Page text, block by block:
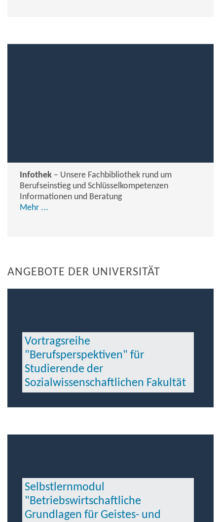
Infothek – Unsere Fachbibliothek rund um
Berufseinstieg und Schlüsselkompetenzen
Informationen und Beratung
Mehr ...
ANGEBOTE DER UNIVERSITÄT
Vortragsreihe
"Berufsperspektiven" für
Studierende der
Sozialwissenschaftlichen Fakultät
Selbstlernmodul
"Betriebswirtschaftliche
Grundlagen für Geistes- und